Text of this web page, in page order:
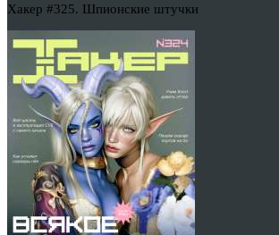
Хакер #325. Шпионские штучки